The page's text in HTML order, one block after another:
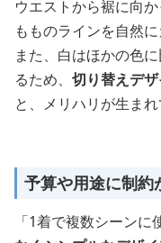
ウエストから裾に向
もものラインを自然に
また、白はほかの色
るため、 切り替えデ
と、メリハリが生ま
予算や用途に制約
「1着で複数シーンに